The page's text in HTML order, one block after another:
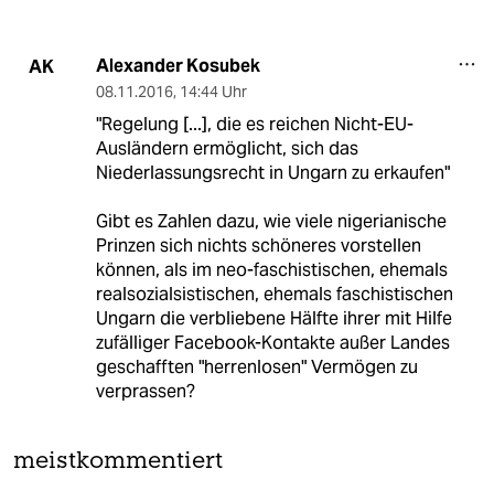
AK Alexander Kosubek
08.11.2016, 14:44 Uhr
"Regelung [...], die es reichen Nicht-EU-
Ausländern ermöglicht, sich das
Niederlassungsrecht in Ungarn zu erkaufen"
Gibt es Zahlen dazu, wie viele nigerianische
Prinzen sich nichts schöneres vorstellen
können, als im neo-faschistischen, ehemals
realsozialsistischen, ehemals faschistischen
Ungarn die verbliebene Hälfte ihrer mit Hilfe
zufälliger Facebook-Kontakte außer Landes
geschafften "herrenlosen" Vermögen zu
verprassen?
meistkommentiert